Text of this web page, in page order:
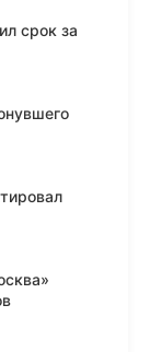
срок за